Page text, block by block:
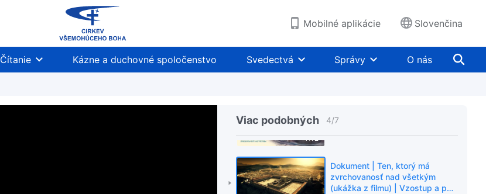
Mobilné aplikácie Slovenčina
Čítanie Kázne a duchovné spoločenstvo Svedectvá Správy O nás
Viac podobných 4/7
(ukážka z filmu) | Svedectvo o
Božej moci
1:12
zvrchovanosť nad všetkým
(ukážka z filmu) | Skúmanie
tajomstiev života
Dokument | Ten, ktorý má
zvrchovanosť nad všetkým
(ukážka z filmu) | Vzostup a pád